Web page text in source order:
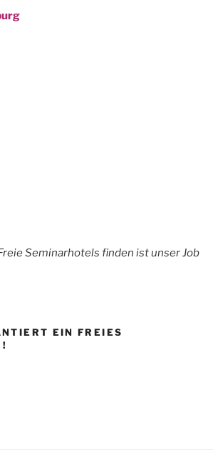
Seminarhotels finden ist unser Job
EIN FREIES